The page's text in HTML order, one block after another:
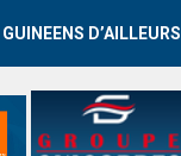
GUINEENS D’AILLEURS